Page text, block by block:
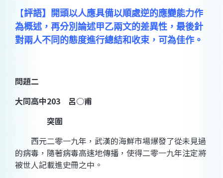
【評語】開頭以人應具備以順處逆的應變能力作
為概述，再分別論述甲乙兩文的差異性，最後針
對兩人不同的態度進行總結和收束，可為佳作。
問題二
大同高中203 呂○甫
突圍
西元二零一九年，武漢的海鮮市場爆發了從未見過
的病毒，隨著病毒高速地傳播，使得二零一九年注定將
被世人記載進史冊之中。